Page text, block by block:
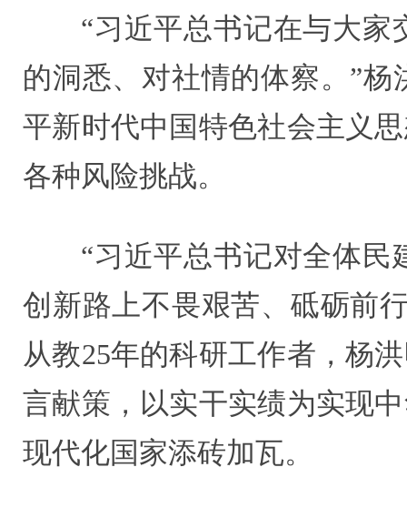
“习近平总书记在与大
的洞悉、对社情的体察。”
平新时代中国特色社会主义
各种风险挑战。
“习近平总书记对全体
创新路上不畏艰苦、砥砺前
从教25年的科研工作者，杨
言献策，以实干实绩为实现
现代化国家添砖加瓦。